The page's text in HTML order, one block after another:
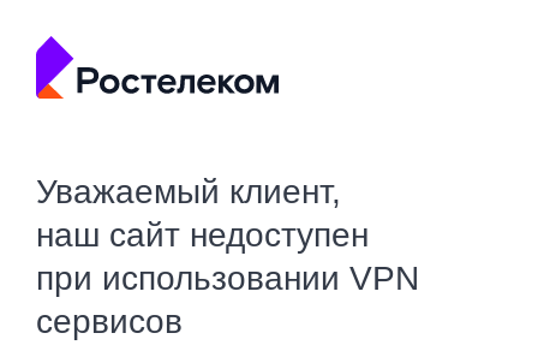
Уважаемый клиент,
наш сайт недоступен
при использовании VPN
сервисов